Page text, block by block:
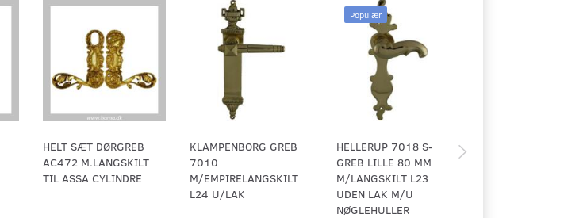
HELT SÆT DØRGREB
AC472 M.LANGSKILT
TIL ASSA CYLINDRE
KLAMPENBORG GREB
7010
M/EMPIRELANGSKILT
L24 U/LAK
Populær
HELLERUP 7018 S-
GREB LILLE 80 MM
M/LANGSKILT L23
UDEN LAK M/U
NØGLEHULLER